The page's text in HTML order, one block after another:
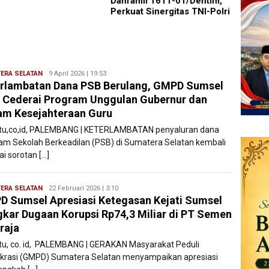
Perkuat Sinergitas TNI-Polri
SELATAN
Ryan
Karawang
9 April 2026 | 19:53
Dana PSB Berulang, GMPD Sumsel
Program Unggulan Gubernur dan
Kesejahteraan Guru
PALEMBANG | KETERLAMBATAN penyaluran dana
Sekolah Berkeadilan (PSB) di Sumatera Selatan kembali
sorotan […]
SELATAN
Ryan
Karawang
22 Februari 2026 | 3:10
Sumsel Apresiasi Ketegasan Kejati Sumsel
Dugaan Korupsi Rp74,3 Miliar di PT Semen
co. id, PALEMBANG | GERAKAN Masyarakat Peduli
(GMPD) Sumatera Selatan menyampaikan apresiasi